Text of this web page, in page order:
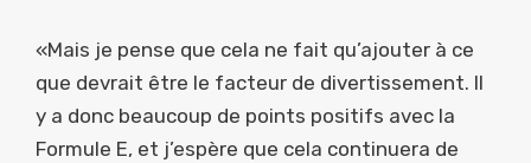
«Mais je pense que cela ne fait qu’ajouter à ce
que devrait être le facteur de divertissement. Il
y a donc beaucoup de points positifs avec la
Formule E, et j’espère que cela continuera de